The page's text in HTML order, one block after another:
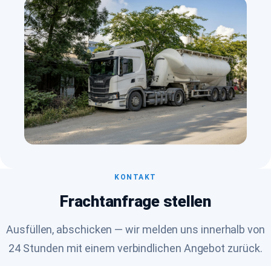
KONTAKT
Frachtanfrage stellen
Ausfüllen, abschicken — wir melden uns innerhalb von
24 Stunden mit einem verbindlichen Angebot zurück.